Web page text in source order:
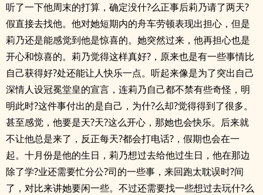
听了一下他周末的打算，确定没什?么正事后莉乃请了两天?
假直接去找他。他对她短期内的舟车劳顿表现出担心，但是
莉乃还是能感觉到他是惊喜的。她突然过来，他再担心也是
开心和惊喜的。莉乃觉得这样真好?，原来也是有一些事情比
自己获得好?处还能让人快乐一点。听起来像是为了突出自己
深情人设冠冕堂皇的宣言，连莉乃自己都不禁有些奇怪，明
明此时?这件事付出的是自己，为什?么却?觉得得到了很多。
甚至感觉，他要是天?天?这么开心，那她也会快乐。后来就
不让他总是来了，反正每天?都会打电话?，假期也会在一
起。十月份是他的生日，莉乃想过去给他过生日，他在那边
除了学?业还需要忙分公?司的一些事，来回跑太耽误时?间
了，对比来讲她要闲一些。不过还需要找一些想过去玩什?么